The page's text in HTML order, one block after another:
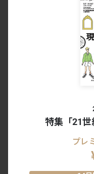
特集「21世
プレ